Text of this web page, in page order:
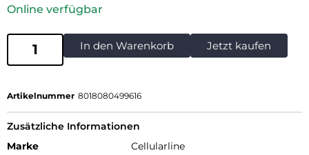
Online verfügbar
In den Warenkorb Jetzt kaufen
Artikelnummer 8018080499616
Zusätzliche Informationen
Marke
Cellularline